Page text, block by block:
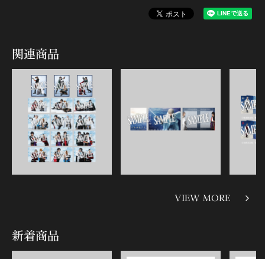
関連商品
VIEW MORE
新着商品